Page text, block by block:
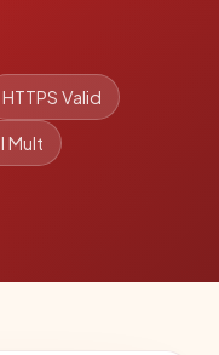
HTTPS Valid
Mult